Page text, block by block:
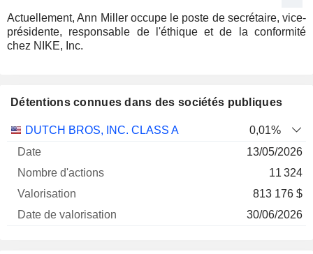
Actuellement, Ann Miller occupe le poste de secrétaire, vice-
présidente, responsable de l'éthique et de la conformité
chez NIKE, Inc.
Détentions connues dans des sociétés publiques
Nombre
Date de
DUTCH BROS, INC. CLASS A
0,01%
13/05/2026
11 324
813 176 $
30/06/2026